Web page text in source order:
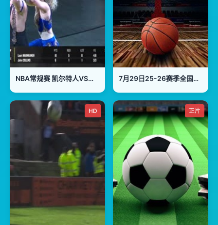
NBA常规赛 凯尔特人VS步行者 20240107 7月29日25-26赛季全国女子篮球锦标赛 武汉盛帆黄鹤71VS78北京师范大学
HD 正片